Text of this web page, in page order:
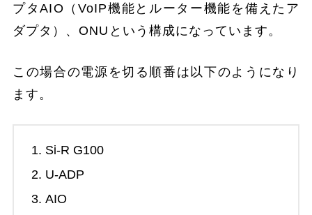
プタAIO（VoIP機能とルーター機能を備えたア
ダプタ）、ONUという構成になっています。
この場合の電源を切る順番は以下のようになり
ます。
Si-R G100
U-ADP
AIO